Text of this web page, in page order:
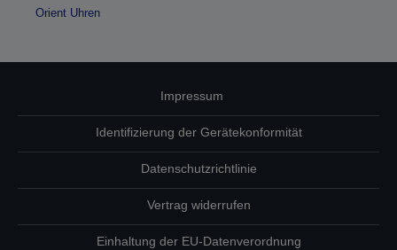
Orient Uhren
Impressum
Identifizierung der Gerätekonformität
Datenschutzrichtlinie
Vertrag widerrufen
Einhaltung der EU-Datenverordnung